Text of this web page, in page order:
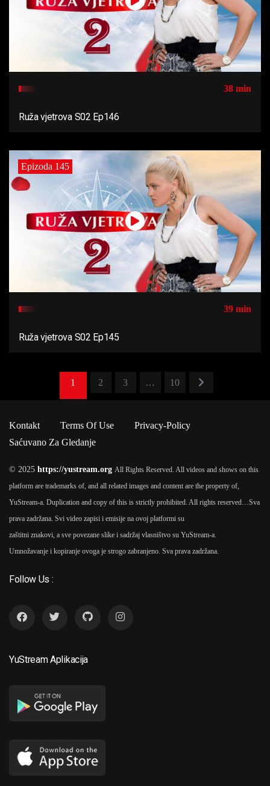
38 min
Ruža vjetrova S02 Ep146
Epizoda 145
39 min
Ruža vjetrova S02 Ep145
1 2 3 … 10
Kontakt Terms Of Use
Privacy-Policy
Saćuvano Za Gledanje
© 2025 https://yustream.org All Rights Reserved. All videos and shows on this
platform are trademarks of, and all related images and content are the property of,
YuStream-a. Duplication and copy of this is strictly prohibited. All rights reserved… Sva
prava zadržana. Svi video zapisi i emisije na ovoj platformi su
zaštitni znakovi, a sve povezane slike i sadržaj vlasništvo su YuStream-a.
Umnožavanje i kopiranje ovoga je strogo zabranjeno. Sva prava zadržana.
Follow Us :
YuStream Aplikacija